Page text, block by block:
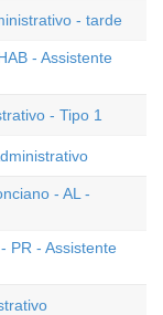
- tarde
- Assistente
- Tipo 1
- AL -
PR - Assistente